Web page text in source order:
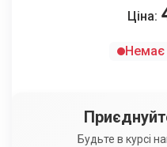
Ціна:
Немає
Будьте в курсі